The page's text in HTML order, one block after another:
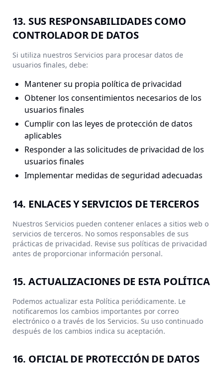
13. SUS RESPONSABILIDADES COMO
CONTROLADOR DE DATOS
Si utiliza nuestros Servicios para procesar datos de
usuarios finales, debe:
Mantener su propia política de privacidad
Obtener los consentimientos necesarios de los
usuarios finales
Cumplir con las leyes de protección de datos
aplicables
Responder a las solicitudes de privacidad de los
usuarios finales
Implementar medidas de seguridad adecuadas
14. ENLACES Y SERVICIOS DE TERCEROS
Nuestros Servicios pueden contener enlaces a sitios web o
servicios de terceros. No somos responsables de sus
prácticas de privacidad. Revise sus políticas de privacidad
antes de proporcionar información personal.
15. ACTUALIZACIONES DE ESTA POLÍTICA
Podemos actualizar esta Política periódicamente. Le
notificaremos los cambios importantes por correo
electrónico o a través de los Servicios. Su uso continuado
después de los cambios indica su aceptación.
16. OFICIAL DE PROTECCIÓN DE DATOS